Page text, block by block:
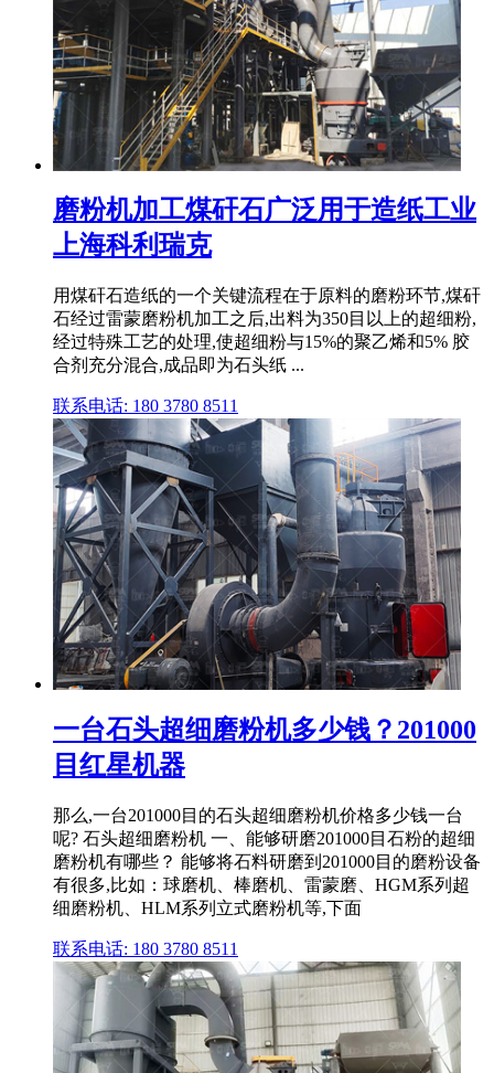
磨粉机加工煤矸石广泛用于造纸工业
上海科利瑞克
用煤矸石造纸的一个关键流程在于原料的磨粉环节,煤矸
石经过雷蒙磨粉机加工之后,出料为350目以上的超细粉,
经过特殊工艺的处理,使超细粉与15%的聚乙烯和5% 胶
合剂充分混合,成品即为石头纸 ...
联系电话: 180 3780 8511
一台石头超细磨粉机多少钱？201000
目红星机器
那么,一台201000目的石头超细磨粉机价格多少钱一台
呢? 石头超细磨粉机 一、能够研磨201000目石粉的超细
磨粉机有哪些？ 能够将石料研磨到201000目的磨粉设备
有很多,比如：球磨机、棒磨机、雷蒙磨、HGM系列超
细磨粉机、HLM系列立式磨粉机等,下面
联系电话: 180 3780 8511